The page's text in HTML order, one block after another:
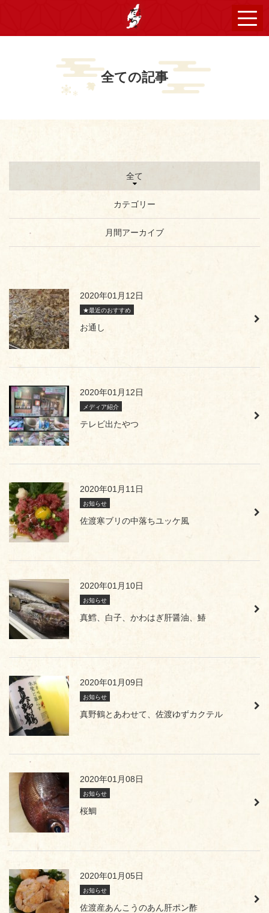
全ての記事
全て
カテゴリー
月間アーカイブ
2020年01月12日
★最近のおすすめ
お通し
2020年01月12日
メディア紹介
テレビ出たやつ
2020年01月11日
お知らせ
佐渡寒ブリの中落ちユッケ風
2020年01月10日
お知らせ
真鱈、白子、かわはぎ肝醤油、鰆
2020年01月09日
お知らせ
真野鶴とあわせて、佐渡ゆずカクテル
2020年01月08日
お知らせ
桜鯛
2020年01月05日
お知らせ
佐渡産あんこうのあん肝ポン酢